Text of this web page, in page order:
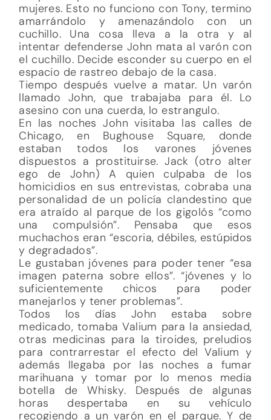
mujeres. Esto no funciono con Tony, termino
amarrándolo y amenazándolo con un
cuchillo. Una cosa lleva a la otra y al
intentar defenderse John mata al varón con
el cuchillo. Decide esconder su cuerpo en el
espacio de rastreo debajo de la casa.
Tiempo después vuelve a matar. Un varón
llamado John, que trabajaba para él. Lo
asesino con una cuerda, lo estrangulo.
En las noches John visitaba las calles de
Chicago, en Bughouse Square, donde
estaban todos los varones jóvenes
dispuestos a prostituirse. Jack (otro alter
ego de John) A quien culpaba de los
homicidios en sus entrevistas, cobraba una
personalidad de un policía clandestino que
era atraído al parque de los gigolós “como
una compulsión”. Pensaba que esos
muchachos eran “escoria, débiles, estúpidos
y degradados”.
Le gustaban jóvenes para poder tener “esa
imagen paterna sobre ellos”. “jóvenes y lo
suficientemente chicos para poder
manejarlos y tener problemas”.
Todos los días John estaba sobre
medicado, tomaba Valium para la ansiedad,
otras medicinas para la tiroides, preludios
para contrarrestar el efecto del Valium y
además llegaba por las noches a fumar
marihuana y tomar por lo menos media
botella de Whisky. Después de algunas
horas despertaba en su vehículo
recogiendo a un varón en el parque. Y de